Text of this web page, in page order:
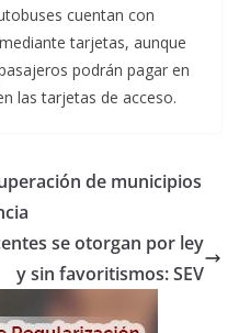
cuentan con
tarjetas, aunque
podrán pagar en
las tarjetas de acceso.
de municipios
se otorgan por ley
y sin favoritismos: SEV